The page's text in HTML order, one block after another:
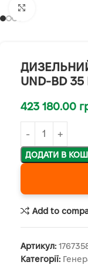
ДИЗЕЛЬНИЙ
UND-BD 35
423 180.00
ДОДАТИ В
Add to
Артикул:
Категорії: